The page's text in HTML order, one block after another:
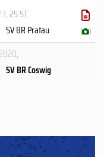
, 25.ST
SV BR Pratau ( )
,
SV BR Coswig